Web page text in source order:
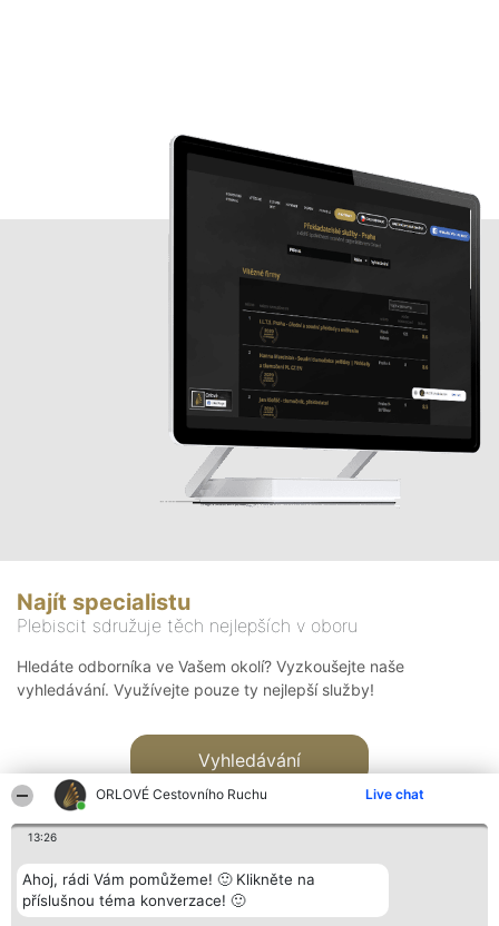
ORLOVÉ Cestovního Ruchu Live chat
13:26
Ahoj, rádi Vám pomůžeme! 🙂 Klikněte na
příslušnou téma konverzace! 🙂
Najít specialistu
Plebiscit sdružuje těch nejlepších v oboru
Hledáte odborníka ve Vašem okolí? Vyzkoušejte naše
vyhledávání. Využívejte pouze ty nejlepší služby!
Vyhledávání